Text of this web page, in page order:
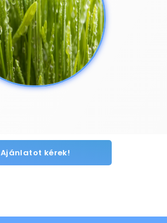
Ajánlatot kérek!